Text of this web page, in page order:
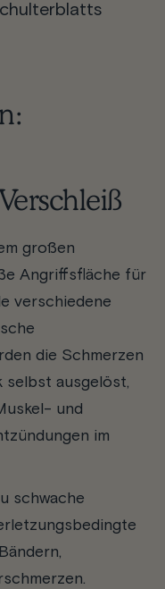
großen
Angriffsfläche für
verschiedene
die Schmerzen
selbst ausgelöst,
und
im
schwache